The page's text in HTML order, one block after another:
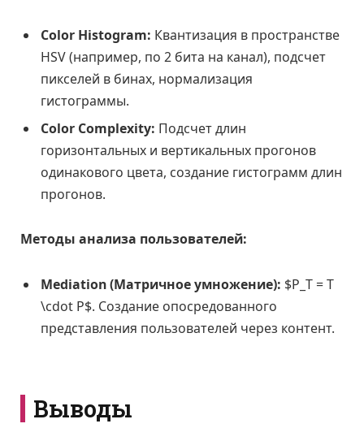
Color Histogram: Квантизация в пространстве
HSV (например, по 2 бита на канал), подсчет
пикселей в бинах, нормализация
гистограммы.
Color Complexity: Подсчет длин
горизонтальных и вертикальных прогонов
одинакового цвета, создание гистограмм длин
прогонов.
Методы анализа пользователей:
Mediation (Матричное умножение): $P_T = T
\cdot P$. Создание опосредованного
представления пользователей через контент.
Выводы